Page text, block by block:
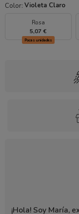
Color: Violeta Claro
Rosa
5,07 €
Pocas unidades
¡Hola! Soy María,